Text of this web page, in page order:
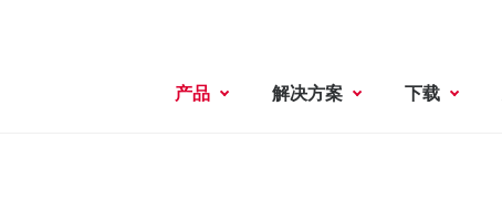
产品 解决方案 下载